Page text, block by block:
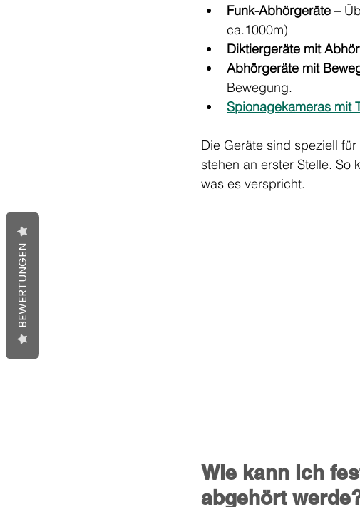
Funk-Abhörgeräte –
ca.1000m)
Diktiergeräte mit
Abhörgeräte mit
Bewegung.
Spionagekameras mit
Die Geräte sind speziell
stehen an erster Stelle. So
was es verspricht.
Wie kann ich
abgehört
BEWERTUNGEN